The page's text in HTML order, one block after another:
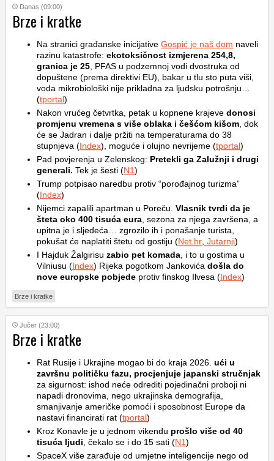
Danas (09:00)
Brze i kratke
Na stranici građanske inicijative Gospić je naš dom naveli
razinu katastrofe: ekotoksičnost izmjerena 254,8,
granica je 25 , PFAS u podzemnoj vodi dvostruka od
dopuštene (prema direktivi EU), bakar u tlu sto puta viši,
voda mikrobiološki nije prikladna za ljudsku potrošnju…
(tportal)
Nakon vrućeg četvrtka, petak u kopnene krajeve donosi
promjenu vremena s više oblaka i češćom kišom , dok
će se Jadran i dalje pržiti na temperaturama do 38
stupnjeva (Index), moguće i olujno nevrijeme (tportal)
Pad povjerenja u Zelenskog: Pretekli ga Zalužnji i drugi
generali. Tek je šesti (N1)
Trump potpisao naredbu protiv “porođajnog turizma”
(Index)
Nijemci zapalili apartman u Poreču. Vlasnik tvrdi da je
šteta oko 400 tisuća eura , sezona za njega završena, a
upitna je i sljedeća… zgrozilo ih i ponašanje turista,
pokušat će naplatiti štetu od gostiju (Net.hr Jutarnji)
I Hajduk Žalgirisu zabio pet komada , i to u gostima u
Vilniusu (Index) Rijeka pogotkom Jankovića došla do
nove europske pobjede protiv finskog Ilvesa (Index)
Brze i kratke
Jučer (23:00)
Brze i kratke
Rat Rusije i Ukrajine mogao bi do kraja 2026. ući u
završnu političku fazu, procjenjuje japanski stručnjak
za sigurnost: ishod neće odrediti pojedinačni proboji ni
napadi dronovima, nego ukrajinska demografija,
smanjivanje američke pomoći i sposobnost Europe da
nastavi financirati rat (tportal)
Kroz Konavle je u jednom vikendu prošlo više od 40
tisuća ljudi , čekalo se i do 15 sati (N1)
SpaceX više zarađuje od umjetne inteligencije nego od